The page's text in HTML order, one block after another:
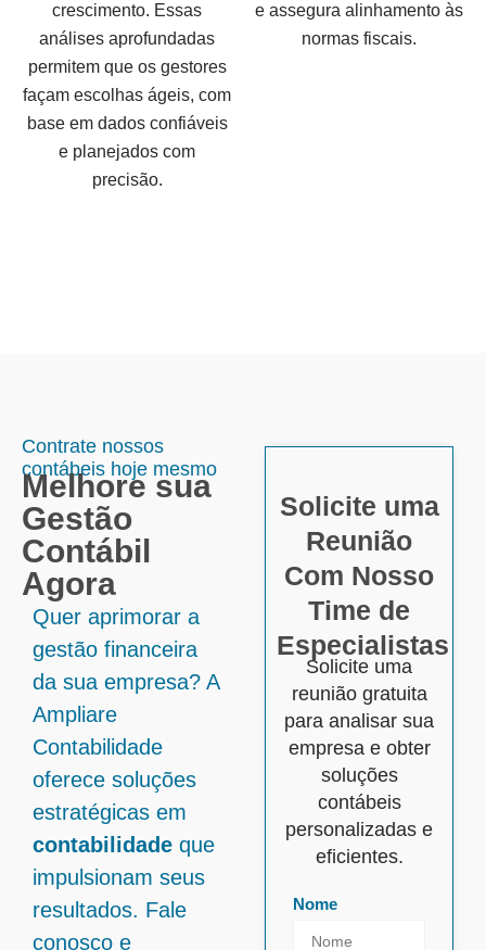
crescimento. Essas
análises aprofundadas
permitem que os gestores
façam escolhas ágeis, com
base em dados confiáveis
e planejados com
precisão.
e assegura alinhamento às
normas fiscais.
Contrate nossos
contábeis hoje mesmo
Melhore sua
Gestão
Contábil
Agora
Quer aprimorar a
gestão financeira
da sua empresa? A
Ampliare
Contabilidade
oferece soluções
estratégicas em
contabilidade que
impulsionam seus
resultados. Fale
conosco e
Solicite uma
Reunião
Com Nosso
Time de
Especialistas
Solicite uma
reunião gratuita
para analisar sua
empresa e obter
soluções
contábeis
personalizadas e
eficientes.
Nome